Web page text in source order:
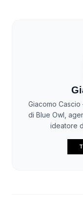
Giacomo
di Blue Owl,
ideatore